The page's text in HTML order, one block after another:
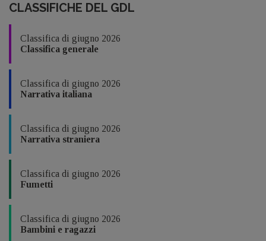
CLASSIFICHE DEL GDL
Classifica di giugno 2026
Classifica generale
Classifica di giugno 2026
Narrativa italiana
Classifica di giugno 2026
Narrativa straniera
Classifica di giugno 2026
Fumetti
Classifica di giugno 2026
Bambini e ragazzi